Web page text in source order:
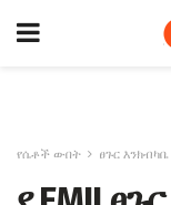
የሴቶች ውበት ፀጉር እንክብካቤ